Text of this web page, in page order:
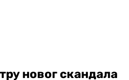
новог скандала